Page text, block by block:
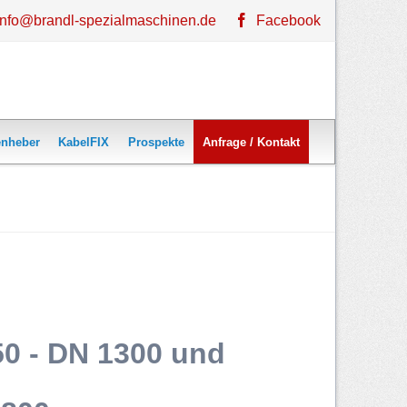
spezialmaschinen.de Facebook
UDH 60
KabelFIX Prospekte Anfrage / Kontakt
- DN 1300 und